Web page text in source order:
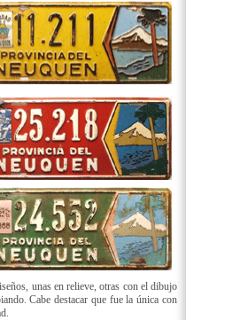
unas en relieve, otras con el dibujo
Cabe destacar que fue la única con